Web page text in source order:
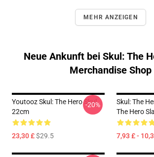
MEHR ANZEIGEN
Neue Ankunft bei Skul: The
Merchandise Shop
Youtooz Skul: The Hero Skul
22cm
23,30 £$29.5
-20%
Skul: The
The Hero
7,93 £ -